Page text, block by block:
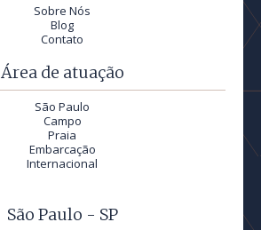
Sobre Nós
Blog
Contato
Área de atuação
São Paulo
Campo
Praia
Embarcação
Internacional
São Paulo - SP